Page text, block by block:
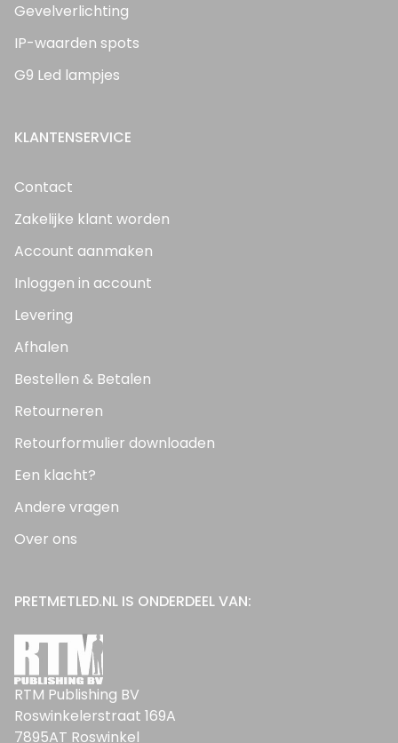
Gevelverlichting
IP-waarden spots
G9 Led lampjes
KLANTENSERVICE
Contact
Zakelijke klant worden
Account aanmaken
Inloggen in account
Levering
Afhalen
Bestellen & Betalen
Retourneren
Retourformulier downloaden
Een klacht?
Andere vragen
Over ons
PRETMETLED.NL IS ONDERDEEL VAN:
RTM Publishing BV
Roswinkelerstraat 169A
7895AT Roswinkel